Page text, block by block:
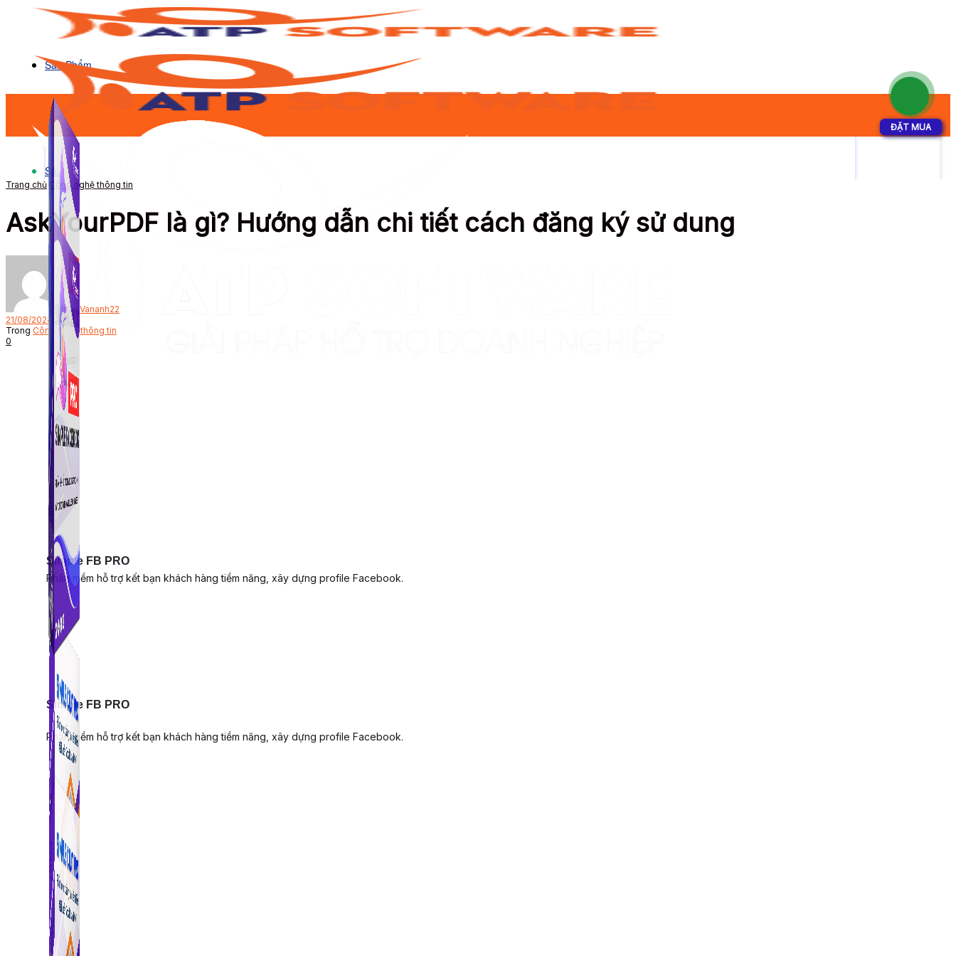
Sản Phẩm
Simple FB PRO
Phần mềm hỗ trợ kết bạn khách hàng tiềm năng, xây dựng profile Facebook.
Sản Phẩm
Simple FB PRO
Phần mềm hỗ trợ kết bạn khách hàng tiềm năng, xây dựng profile Facebook.
Trang chủ Công nghệ thông tin
AskYourPDF là gì? Hướng dẫn chi tiết cách đăng ký sử dung
Bởi
Vananh22
21/08/2024
Trong Công nghệ thông tin
0
ĐẶT MUA
ĐẶT MUA